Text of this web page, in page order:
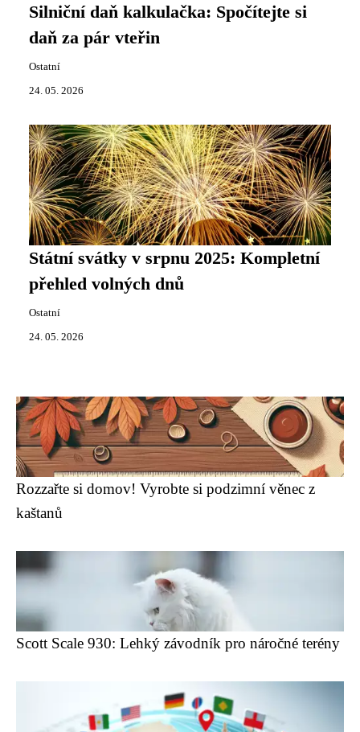
Silniční daň kalkulačka: Spočítejte si
daň za pár vteřin
Ostatní
24. 05. 2026
Státní svátky v srpnu 2025: Kompletní
přehled volných dnů
Ostatní
24. 05. 2026
Rozzařte si domov! Vyrobte si podzimní věnec z
kaštanů
Scott Scale 930: Lehký závodník pro náročné terény